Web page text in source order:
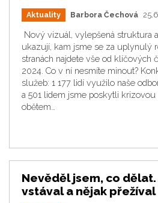
Aktuality Barbora Čechová
Nový vizuál, vylepšená struktura
ukazují, kam jsme se za uplynulý
stranách najdete vše od klíčových
2024. Co v ní nesmíte minout?
služeb: 1 177 lidí využilo naše
a 501 lidem jsme poskytli
obětem…
Nevěděl jsem, co
vstával a nějak přežíval